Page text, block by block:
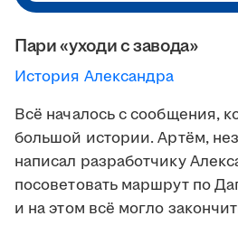
Пари «уходи с завода»
История Александра
Всё началось с сообщения,
большой истории. Артём,
написал разработчику
посоветовать маршрут по
и на этом всё могло